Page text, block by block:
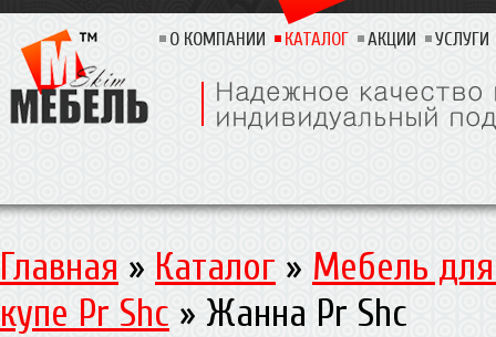
О КОМПАНИИ КАТАЛОГ АКЦИИ УСЛУГИ
Главная » Каталог » Мебель
купе Pr Shc » Жанна Pr Shc